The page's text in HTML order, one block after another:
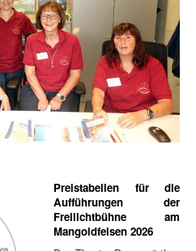
Preistabellen für die
Aufführungen der
Freilichtbühne am
Mangoldfelsen 2026